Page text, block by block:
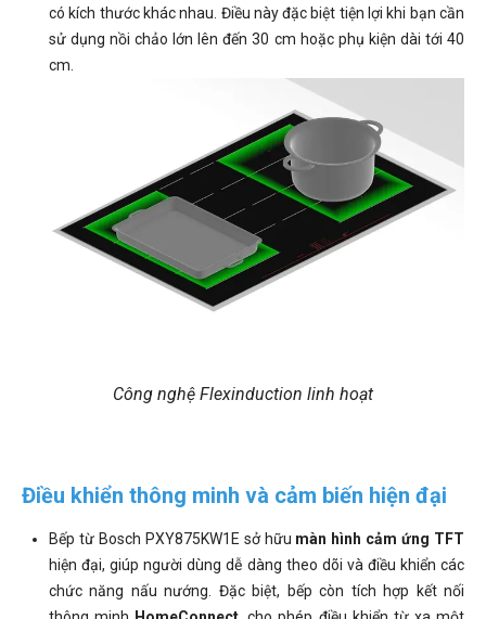
có kích thước khác nhau. Điều này đặc biệt tiện lợi khi bạn cần
sử dụng nồi chảo lớn lên đến 30 cm hoặc phụ kiện dài tới 40
cm.
Công nghệ Flexinduction linh hoạt
Điều khiển thông minh và cảm biến hiện đại
Bếp từ Bosch PXY875KW1E sở hữu màn hình cảm ứng TFT
hiện đại, giúp người dùng dễ dàng theo dõi và điều khiển các
chức năng nấu nướng. Đặc biệt, bếp còn tích hợp kết nối